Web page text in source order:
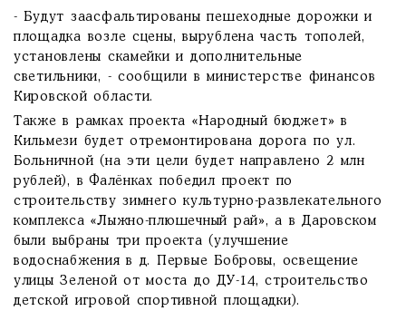
- Будут заасфальтированы пешеходные дорожки и
площадка возле сцены, вырублена часть тополей,
установлены скамейки и дополнительные
светильники, - сообщили в министерстве финансов
Кировской области.
Также в рамках проекта «Народный бюджет» в
Кильмези будет отремонтирована дорога по ул.
Больничной (на эти цели будет направлено 2 млн
рублей), в Фалёнках победил проект по
строительству зимнего культурно-развлекательного
комплекса «Лыжно-плюшечный рай», а в Даровском
были выбраны три проекта (улучшение
водоснабжения в д. Первые Бобровы, освещение
улицы Зеленой от моста до ДУ-14, строительство
детской игровой спортивной площадки).